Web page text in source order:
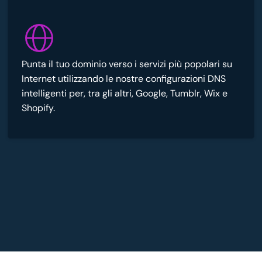
Punta il tuo dominio verso i servizi più popolari su
Internet utilizzando le nostre configurazioni DNS
intelligenti per, tra gli altri, Google, Tumblr, Wix e
Shopify.